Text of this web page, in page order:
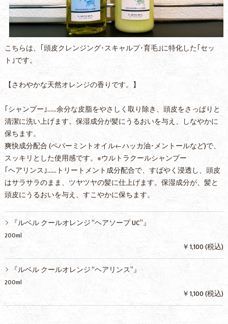
こちらは、｢頭皮クレンジング･スキャルプ･育毛｣に特化した｢セッ
ト｣です。
【さわやかな天然オレンジの香りです。】
｢シャンプー｣……余分な皮脂をやさしく取り除き、頭皮をさっぱりと
清潔に洗い上げます。保湿成分が髪にうるおいを与え、しなやかに
保ちます。
爽快成分配合 (ペパーミントオイル←ハッカ油･メントールなど)で、
スッキリとした使用感です。※ウルトラクールシャンプー
｢ヘアリンス｣……トリートメント成分配合で、すばやく浸透し、頭皮
はサラサラのまま、ツヤツヤの髪に仕上げます。保湿成分が、髪と
頭皮にうるおいを与え、すこやかに保ちます。
『ルベル クールオレンジ “ヘアソープ UC”』
200ml
￥1,100 (税込)
『ルベル クールオレンジ “ヘアリンス”』
200ml
￥1,100 (税込)